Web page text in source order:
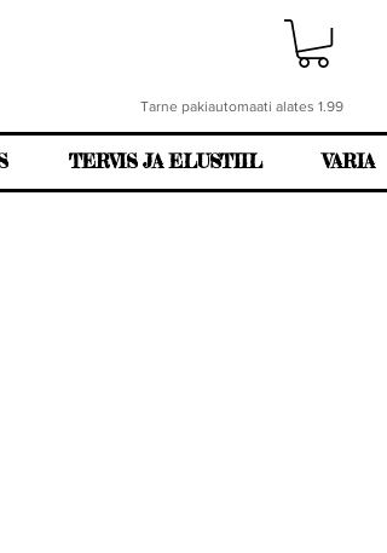
Tarne pakiautomaati alates 1.99
TERVIS JA ELUSTIIL VARIA